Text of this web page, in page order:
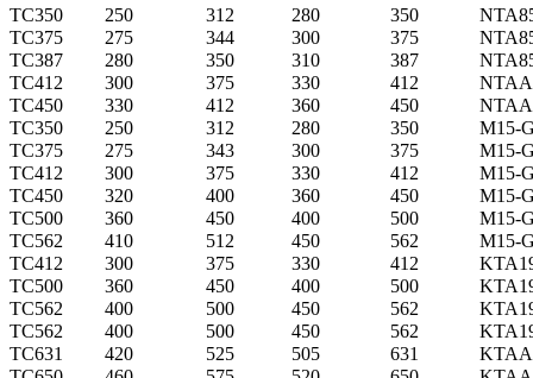
TC350
250 312 280 350
TC375
275 344 300 375
TC387
280 350 310 387
TC412
300 375 330 412
TC450
330 412 360 450
TC350
250 312 280 350
M15-
TC375
275 343 300 375
M15-
TC412
300 375 330 412
M15-
TC450
320 400 360 450
M15-
TC500
360 450 400 500
M15-
TC562
410 512 450 562
M15-
TC412
300 375 330 412
TC500
360 450 400 500
TC562
400 500 450 562
TC562
400 500 450 562
TC631
420 525 505 631